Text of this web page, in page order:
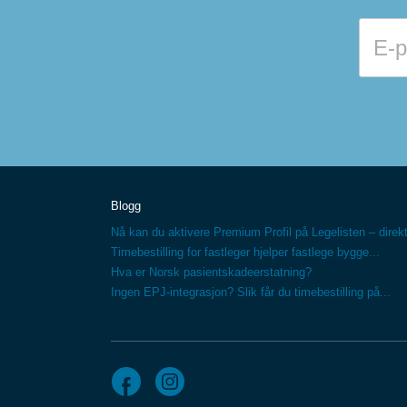
Blogg
Nå kan du aktivere Premium Profil på Legelisten –
Timebestilling for fastleger hjelper fastlege bygge...
Hva er Norsk pasientskadeerstatning?
Ingen EPJ-integrasjon? Slik får du timebestilling på...